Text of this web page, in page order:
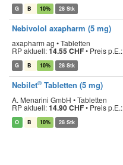
G B 10% 28 Stk
Nebivolol axapharm (5 mg)
axapharm ag • Tabletten
RP aktuell:14.55 CHF• Preis p.E.:
G B 10% 28 Stk
Nebilet® Tabletten (5 mg)
A. Menarini GmbH • Tabletten
RP aktuell:14.90 CHF• Preis p.E.:
O B 10% 28 Stk